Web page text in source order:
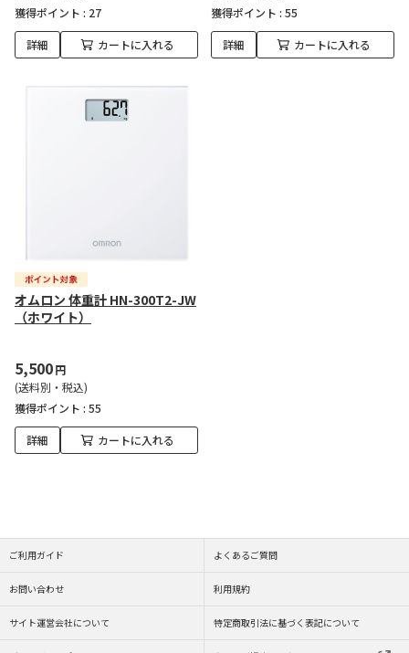
獲得ポイント : 27
詳細 カートに入れる
獲得ポイント : 55
詳細 カートに入れる
オムロン 体重計 HN-300T2-JW
（ホワイト）
5,500円
(送料別・税込)
獲得ポイント : 55
詳細 カートに入れる
ご利用ガイド よくあるご質問
お問い合わせ 利用規約
サイト運営会社について 特定商取引法に基づく表記について